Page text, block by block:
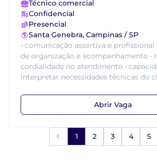
Técnico comercial
Confidencial
Presencial
Santa Genebra, Campinas / SP
• comunicação assertiva e profissional
de organização e acompanhamento •
cordialidade no atendimento •
interpretar necessidades técnicas do
Abrir Vaga
1 2 3 4 5